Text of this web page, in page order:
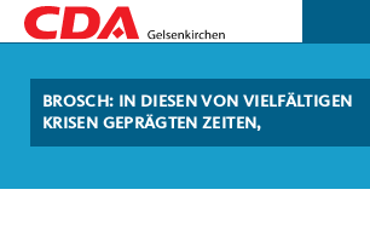
BROSCH: IN DIESEN VON VIELFÄLTIGEN
KRISEN GEPRÄGTEN ZEITEN,